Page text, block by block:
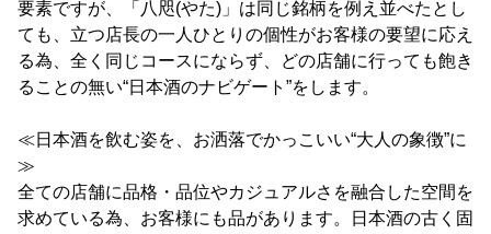
要素ですが、「八咫(やた)」は同じ銘柄を例え並べたとし
ても、立つ店長の一人ひとりの個性がお客様の要望に応え
る為、全く同じコースにならず、どの店舗に行っても飽き
ることの無い“日本酒のナビゲート”をします。
≪日本酒を飲む姿を、お洒落でかっこいい“大人の象徴”に
≫
全ての店舗に品格・品位やカジュアルさを融合した空間を
求めている為、お客様にも品があります。日本酒の古く固